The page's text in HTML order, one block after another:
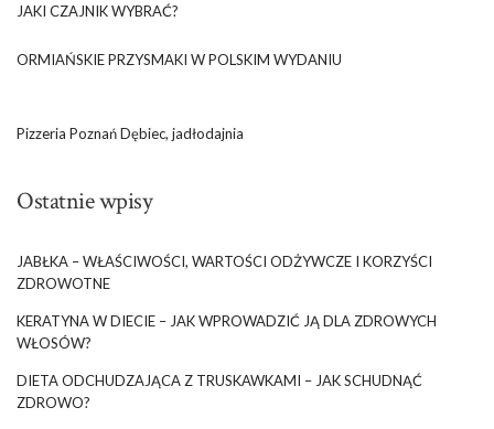
JAKI CZAJNIK WYBRAĆ?
ORMIAŃSKIE PRZYSMAKI W POLSKIM WYDANIU
Pizzeria Poznań Dębiec, jadłodajnia
Ostatnie wpisy
JABŁKA – WŁAŚCIWOŚCI, WARTOŚCI ODŻYWCZE I KORZYŚCI
ZDROWOTNE
KERATYNA W DIECIE – JAK WPROWADZIĆ JĄ DLA ZDROWYCH
WŁOSÓW?
DIETA ODCHUDZAJĄCA Z TRUSKAWKAMI – JAK SCHUDNĄĆ
ZDROWO?